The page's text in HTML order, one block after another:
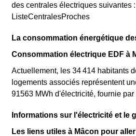
des centrales électriques suivantes :
ListeCentralesProches
La consommation énergétique
Consommation électrique EDF à
Actuellement, les 34 414 habitants
logements associés représentent
91563 MWh d'électricité, fournie
Informations sur l'électricité et le
Les liens utiles à Mâcon pour